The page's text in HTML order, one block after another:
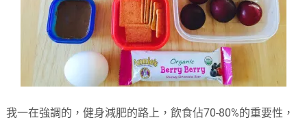
我一在強調的，健身減肥的路上，飲食佔70-80%的重要性，